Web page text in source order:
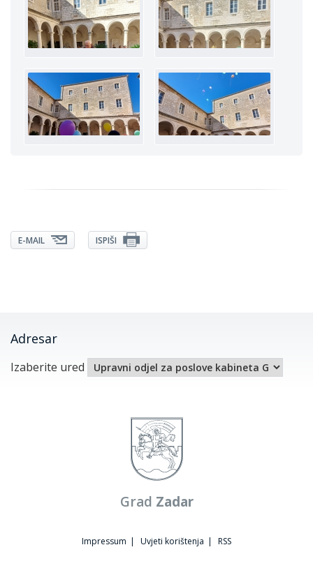
E-MAIL ISPIŠI
Adresar
Izaberite ured
Grad Zadar
Impressum | Uvjeti korištenja | RSS